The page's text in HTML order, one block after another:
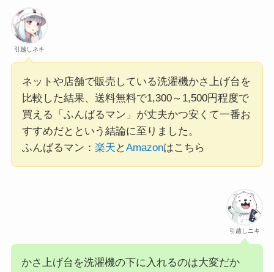
引越しネキ
ネットや店舗で販売している洗濯機かさ上げ台を
比較した結果、送料無料で1,300～1,500円程度で
買える「ふんばるマン」が丈夫かつ安くて一番お
すすめだとという結論に至りました。
ふんばるマン： 楽天 とAmazonはこちら
引越しニキ
かさ上げ台を洗濯機の下に入れるのは大変だか